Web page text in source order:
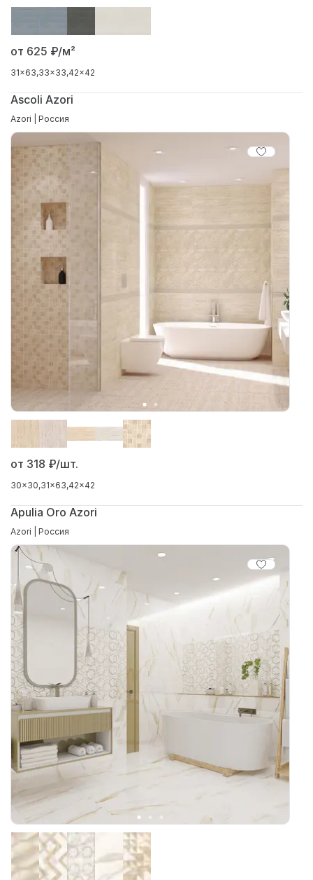
от 625 ₽/м²
31x63 33x33 42x42
Ascoli Azori
Azori | Россия
от 318 ₽/шт.
30x30 31x63 42x42
Apulia Oro Azori
Azori | Россия